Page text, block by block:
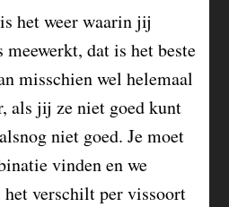
het weer waarin jij
dat is het beste
misschien wel helemaal
als jij ze niet goed kunt
niet goed. Je moet
vinden en we
verschilt per vissoort